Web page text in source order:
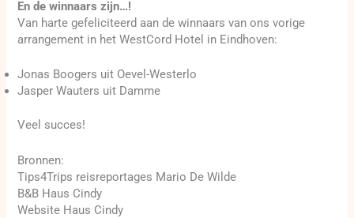
En de winnaars zijn…!
Van harte gefeliciteerd aan de winnaars van ons vorige
arrangement in het WestCord Hotel in Eindhoven:
Jonas Boogers uit Oevel-Westerlo
Jasper Wauters uit Damme
Veel succes!
Bronnen:
Tips4Trips reisreportages Mario De Wilde
B&B Haus Cindy
Website Haus Cindy